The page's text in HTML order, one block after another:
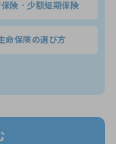
険・少額短期保険
命保険の選び方